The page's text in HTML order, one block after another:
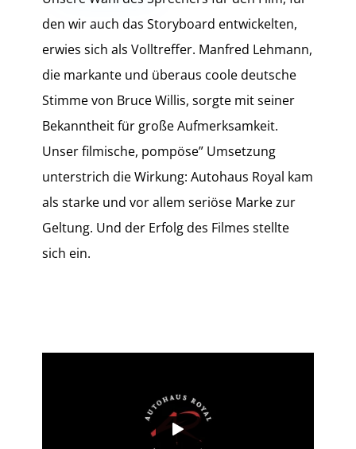
den wir auch das Storyboard entwickelten,
erwies sich als Volltreffer. Manfred Lehmann,
die markante und überaus coole deutsche
Stimme von Bruce Willis, sorgte mit seiner
Bekanntheit für große Aufmerksamkeit.
Unser filmische, pompöse” Umsetzung
unterstrich die Wirkung: Autohaus Royal kam
als starke und vor allem seriöse Marke zur
Geltung. Und der Erfolg des Filmes stellte
sich ein.